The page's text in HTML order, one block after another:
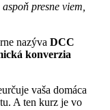
aspoň presne viem,
nazýva DCC
konverzia
vaša domáca
A ten kurz je vo